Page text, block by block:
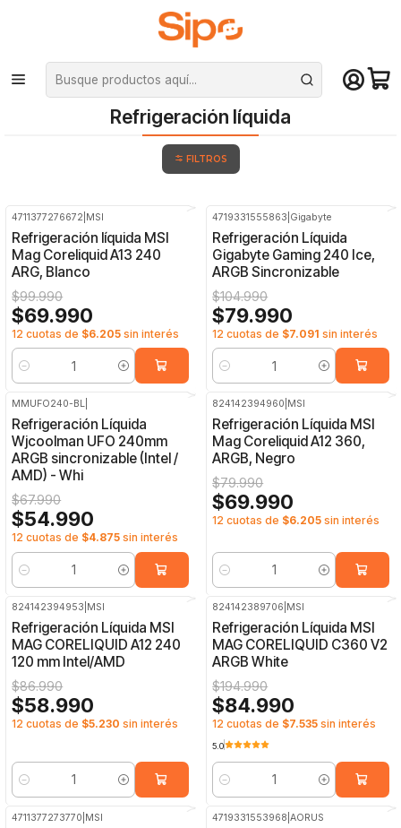
¡Compra hasta mediodía y recibe hoy! De lunes a sábado en el gran
Santiago. Envío gratis desde $29.990
Inicio Componentes PC Cooler CPU Refrigeración líquida
Refrigeración líquida
FILTROS
4711377276672 MSI
Refrigeración líquida MSI
Mag Coreliquid A13 240
ARG, Blanco
$99.990
$69.990
12 cuotas de $6.205 sin interés
Cantidad
4719331555863 Gigabyte
Refrigeración Líquida
Gigabyte Gaming 240 Ice,
ARGB Sincronizable
$104.990
$79.990
12 cuotas de $7.091 sin interés
Cantidad
MMUFO240-BL
Refrigeración Líquida
Wjcoolman UFO 240mm
ARGB sincronizable (Intel /
AMD) - Whi
$67.990
$54.990
12 cuotas de $4.875 sin interés
Cantidad
824142394960 MSI
Refrigeración Líquida MSI
Mag Coreliquid A12 360,
ARGB, Negro
$79.990
$69.990
12 cuotas de $6.205 sin interés
Cantidad
824142394953 MSI
Refrigeración Líquida MSI
MAG CORELIQUID A12 240
120 mm Intel/AMD
$86.990
$58.990
12 cuotas de $5.230 sin interés
Cantidad
824142389706 MSI
Refrigeración Líquida MSI
MAG CORELIQUID C360 V2
ARGB White
$194.990
$84.990
12 cuotas de $7.535 sin interés
5.0
Cantidad
4711377273770 MSI 4719331553968 |AORUS